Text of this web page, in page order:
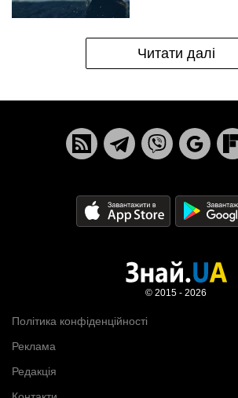
Читати далі
Політика конфіденційності
Реклама
Редакція
© 2015 - 2026